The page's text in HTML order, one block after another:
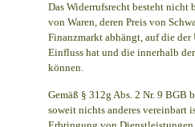
Das Widerrufsrecht besteht nicht
von Waren, deren Preis von
Finanzmarkt abhängt, auf die der
Einfluss hat und die innerhalb
können.
Gemäß § 312g Abs. 2 Nr. 9 BGB
soweit nichts anderes vereinbart